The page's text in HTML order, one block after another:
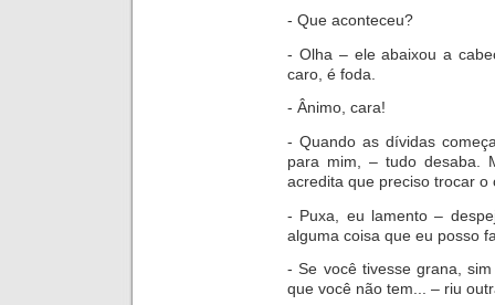
- Que aconteceu?
- Olha – ele abaixou a
caro, é foda.
- Ânimo, cara!
- Quando as dívidas
para mim, – tudo desaba.
acredita que preciso trocar
- Puxa, eu lamento –
alguma coisa que eu posso
- Se você tivesse grana,
que você não tem... – riu